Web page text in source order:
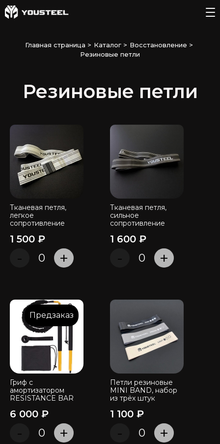
Главная страница > Каталог> Восстановление >
Резиновые петли
Резиновые петли
Тканевая петля,
легкое
сопротивление
1 500 ₽
- +
Тканевая петля,
сильное
сопротивление
1 600 ₽
- +
Предзаказ
Гриф с
амортизатором
RESISTANCE BAR
6 000 ₽
- +
Петли резиновые
MINI BAND, набор
из трёх штук
1 100 ₽
- +